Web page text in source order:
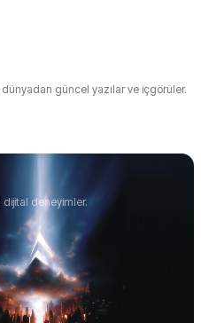
güncel yazılar ve içgörüler.
deneyimler.